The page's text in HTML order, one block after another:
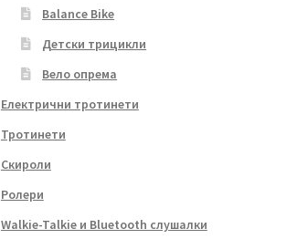
Balance Bike
Детски трицикли
Вело опрема
Електрични тротинети
Тротинети
Скироли
Ролери
Walkie-Talkie и Bluetooth слушалки